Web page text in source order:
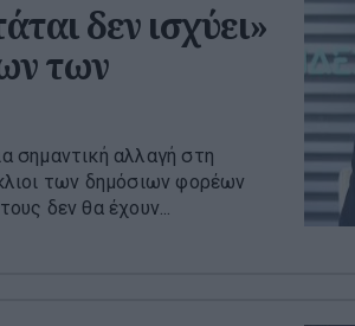
δεν ισχύει»
των
σημαντική αλλαγή στη
των δημόσιων φορέων
δεν θα έχουν...